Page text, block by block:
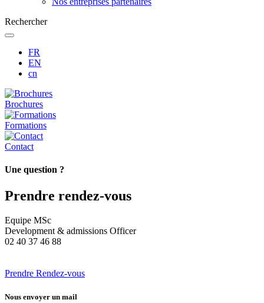
Rechercher
FR
EN
cn
Brochures
Formations
Contact
Une question ?
Prendre rendez-vous
Equipe MSc
Development & admissions Officer
02 40 37 46 88
Prendre Rendez-vous
Nous envoyer un mail